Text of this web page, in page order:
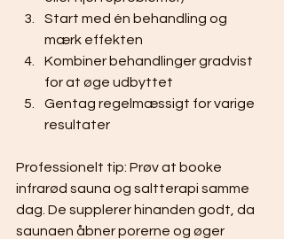
Start med én behandling og
mærk effekten
Kombiner behandlinger gradvist
for at øge udbyttet
Gentag regelmæssigt for varige
resultater
Professionelt tip: Prøv at booke
infrarød sauna og saltterapi samme
dag. De supplerer hinanden godt, da
saunaen åbner porerne og øger